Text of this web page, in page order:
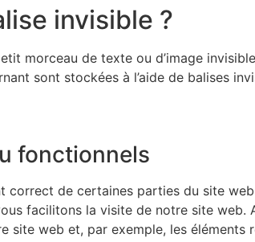
invisible ?
morceau de texte ou d’image
sont stockées à l’aide de balises
fonctionnels
de certaines parties du site
facilitons la visite de notre site web.
site web et, par exemple, les éléments